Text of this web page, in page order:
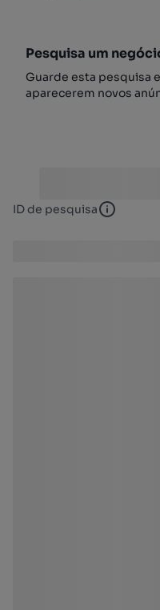
Pesquisa um
Guarde esta pesquisa
aparecerem novos
ID de pesquisa ID de